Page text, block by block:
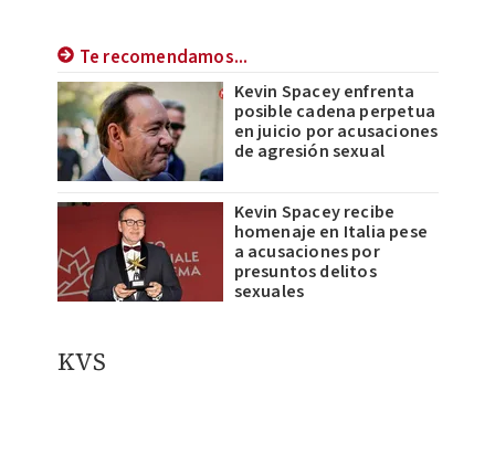
Te recomendamos...
Kevin Spacey enfrenta
posible cadena perpetua
en juicio por acusaciones
de agresión sexual
Kevin Spacey recibe
homenaje en Italia pese
a acusaciones por
presuntos delitos
sexuales
KVS